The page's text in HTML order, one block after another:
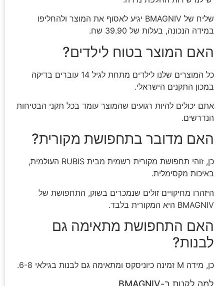
שליח של BMAGNIV יגיע לאסוף את המוצר ולהחליפו
במידה הנכונה, בעלות של 39.90 שח.
האם המוצר בטוח לילדים?
כל המוצרים שלנו לילדים מתחת לגיל 14 עוברים בדיקה
במכון התקנים הישראלי.
אתם יכולים להיות רגועים שהמוצר עומד בכל תקני הבטיחות
הנדרשים.
האם מדובר בתחפושת מקורית?
כן, זוהי תחפושת מקורית רשמית מבית RUBIS העולמית,
באיכות מקסימלית.
היזהרו מחיקויים זולים שנמכרים בשוק, התחפושת של
BMAGNIV היא המקורית בלבד.
האם התחפושת מתאימה גם
לבנות?
כן, מידה M זמינה כיוניסקס ומתאימה גם לבנות בגילאי 6-8.
למה לקנות ב-BMAGNIV